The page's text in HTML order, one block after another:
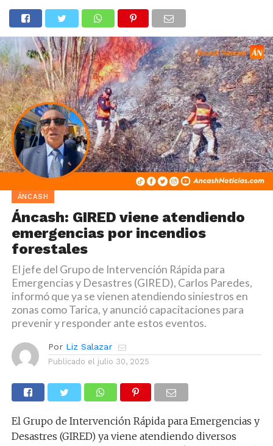
ÁNCASH
Áncash: GIRED viene atendiendo
emergencias por incendios
forestales
El jefe del Grupo de Intervención Rápida para
Emergencias y Desastres (GIRED), Carlos Paredes,
informó que ya se vienen atendiendo siniestros en
zonas como Tarica, y anunció capacitaciones para
prevenir y responder ante estos eventos.
Por Liz Salazar
Publicado el julio 30, 2025
El Grupo de Intervención Rápida para Emergencias y
Desastres (GIRED) ya viene atendiendo diversos